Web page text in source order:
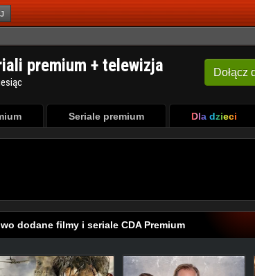
Seriale premium Dla dzieci
dodane filmy i seriale CDA Premium